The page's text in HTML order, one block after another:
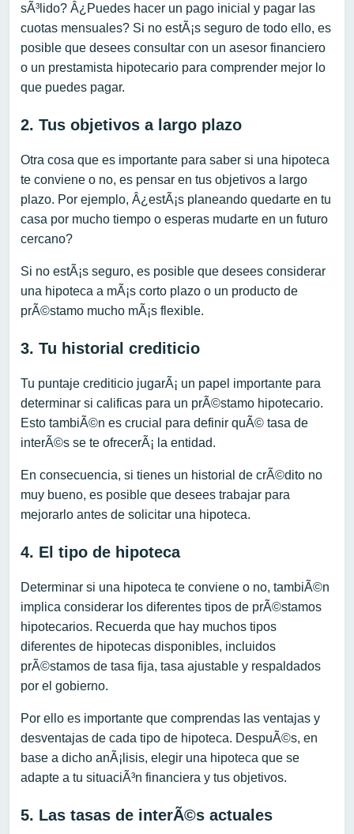
sÃ³lido? Â¿Puedes hacer un pago inicial y pagar las
cuotas mensuales? Si no estÃ¡s seguro de todo ello, es
posible que desees consultar con un asesor financiero
o un prestamista hipotecario para comprender mejor lo
que puedes pagar.
2. Tus objetivos a largo plazo
Otra cosa que es importante para saber si una hipoteca
te conviene o no, es pensar en tus objetivos a largo
plazo. Por ejemplo, Â¿estÃ¡s planeando quedarte en tu
casa por mucho tiempo o esperas mudarte en un futuro
cercano?
Si no estÃ¡s seguro, es posible que desees considerar
una hipoteca a mÃ¡s corto plazo o un producto de
prÃ©stamo mucho mÃ¡s flexible.
3. Tu historial crediticio
Tu puntaje crediticio jugarÃ¡ un papel importante para
determinar si calificas para un prÃ©stamo hipotecario.
Esto tambiÃ©n es crucial para definir quÃ© tasa de
interÃ©s se te ofrecerÃ¡ la entidad.
En consecuencia, si tienes un historial de crÃ©dito no
muy bueno, es posible que desees trabajar para
mejorarlo antes de solicitar una hipoteca.
4. El tipo de hipoteca
Determinar si una hipoteca te conviene o no, tambiÃ©n
implica considerar los diferentes tipos de prÃ©stamos
hipotecarios. Recuerda que hay muchos tipos
diferentes de hipotecas disponibles, incluidos
prÃ©stamos de tasa fija, tasa ajustable y respaldados
por el gobierno.
Por ello es importante que comprendas las ventajas y
desventajas de cada tipo de hipoteca. DespuÃ©s, en
base a dicho anÃ¡lisis, elegir una hipoteca que se
adapte a tu situaciÃ³n financiera y tus objetivos.
5. Las tasas de interÃ©s actuales